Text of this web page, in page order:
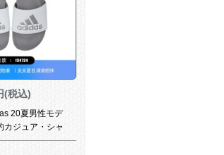
(税込)
20夏男性モデ
カジュア・シャ
スラップFlash灰